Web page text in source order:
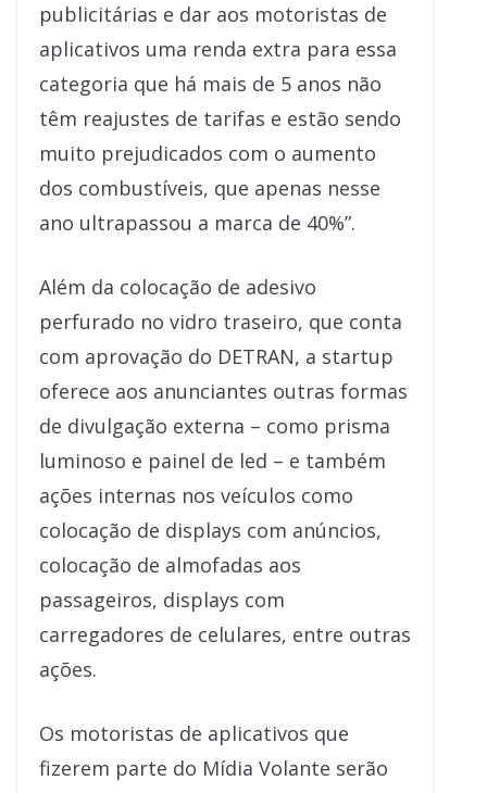
publicitárias e dar aos motoristas de
aplicativos uma renda extra para essa
categoria que há mais de 5 anos não
têm reajustes de tarifas e estão sendo
muito prejudicados com o aumento
dos combustíveis, que apenas nesse
ano ultrapassou a marca de 40%”.
Além da colocação de adesivo
perfurado no vidro traseiro, que conta
com aprovação do DETRAN, a startup
oferece aos anunciantes outras formas
de divulgação externa – como prisma
luminoso e painel de led – e também
ações internas nos veículos como
colocação de displays com anúncios,
colocação de almofadas aos
passageiros, displays com
carregadores de celulares, entre outras
ações.
Os motoristas de aplicativos que
fizerem parte do Mídia Volante serão